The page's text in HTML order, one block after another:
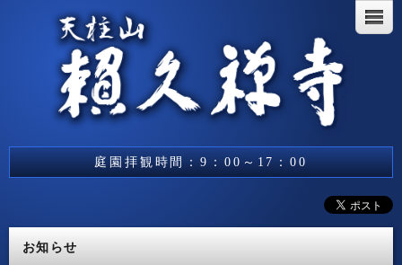
庭園拝観時間：9：00～17：00
お知らせ